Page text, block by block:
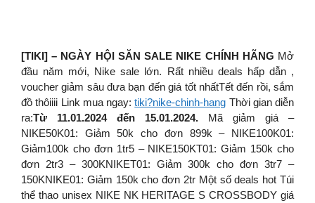
[TIKI] – NGÀY HỘI SĂN SALE NIKE CHÍNH HÃNG Mở
đầu năm mới, Nike sale lớn. Rất nhiều deals hấp dẫn ,
voucher giảm sâu đưa bạn đến giá tốt nhấtTết đến rồi, sắm
đồ thôiiii Link mua ngay:tiki?nike-chinh-hang Thời gian diễn
ra:Từ 11.01.2024 đến 15.01.2024. Mã giảm giá –
NIKE50K01: Giảm 50k cho đơn 899k – NIKE100K01:
Giảm100k cho đơn 1tr5 – NIKE150KT01: Giảm 150k cho
đơn 2tr3 – 300KNIKET01: Giảm 300k cho đơn 3tr7 –
150KNIKE01: Giảm 150k cho đơn 2tr Một số deals hot Túi
thể thao unisex NIKE NK HERITAGE S CROSSBODY giá